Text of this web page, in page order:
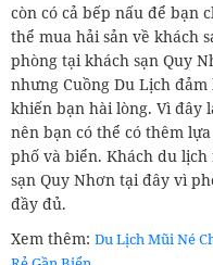
còn có cả bếp nấu để bạn
thể mua hải sản về khách
phòng tại khách sạn Quy
nhưng Cuồng Du Lịch
khiến bạn hài lòng. Vì đây
nên bạn có thể có thêm
phố và biển. Khách du
sạn Quy Nhơn tại đây vì
đầy đủ.
Xem thêm: Du Lịch Mũi Né